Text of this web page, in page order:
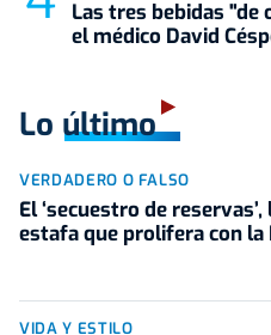
Las tres bebidas "de
el médico David
Lo último
VERDADERO O FALSO
El ‘secuestro de reservas’,
estafa que prolifera con la
VIDA Y ESTILO